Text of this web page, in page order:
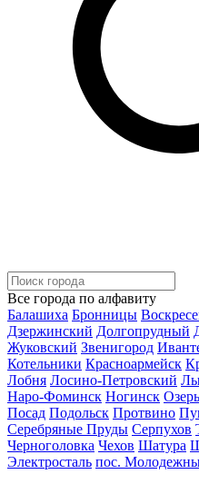
Все города по алфавиту
Балашиха Бронницы
Дзержинский Долгопрудный
Жуковский Звенигород
Котельники Красноармейск
Лобня Лосино-Петровский
Наро-Фоминск Ногинск
Посад Подольск Протвино
Серебряные Пруды Серпухов
Черноголовка Чехов Шатура
Электросталь пос.